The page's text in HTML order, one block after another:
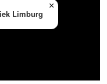
Limburg
×